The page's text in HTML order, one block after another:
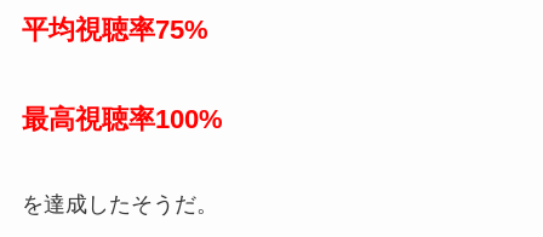
「グレンダイザー」は、ヨーロッパでは「ゴルド
な人気を誇り、